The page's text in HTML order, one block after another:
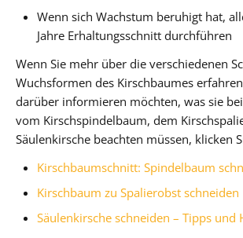
Wenn sich Wachstum beruhigt hat,
Jahre Erhaltungsschnitt durchführen
Wenn Sie mehr über die verschiedenen
Wuchsformen des Kirschbaumes
darüber informieren möchten, was sie
vom Kirschspindelbaum, dem
Säulenkirsche beachten müssen, klicken
Kirschbaumschnitt: Spindelbaum
Kirschbaum zu Spalierobst schneiden
Säulenkirsche schneiden – Tipps und